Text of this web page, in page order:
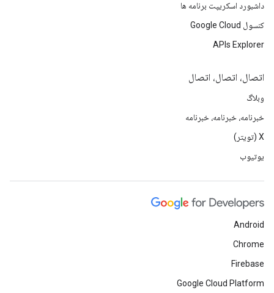
داشبورد اسکریپت برنامه ها
کنسول Google Cloud
APIs Explorer
اتصال، اتصال، اتصال
وبلاگ
خبرنامه، خبرنامه، خبرنامه
X (تویتر)
یوتیوب
Android
Chrome
Firebase
Google Cloud Platform